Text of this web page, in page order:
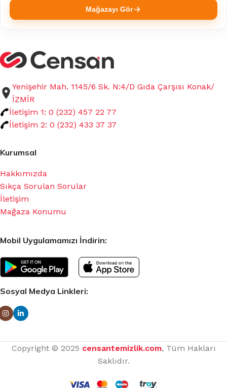
Mağazayı Gör
Yenişehir Mah. 1145/6 Sk. N:4/D Gıda Çarşısı Konak/
İZMİR
İletişim 1: 0 (232) 457 22 77
İletişim 2: 0 (232) 433 37 37
Kurumsal
Hakkımızda
Sıkça Sorulan Sorular
İletişim
Mağaza Konumu
Mobil Uygulamamızı İndirin:
Sosyal Medya Linkleri:
Copyright © 2025 censantemizlik.com, Tüm Hakları
Saklıdır.